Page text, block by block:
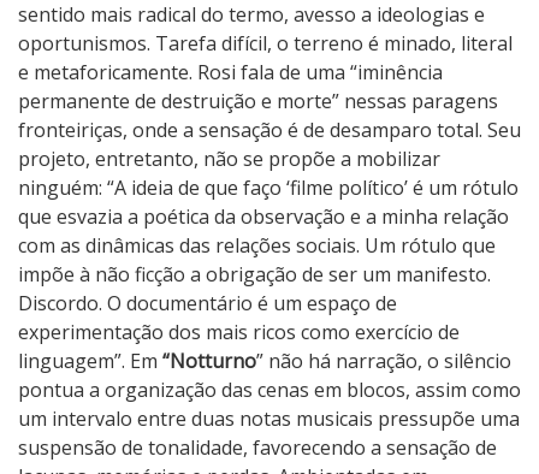
sentido mais radical do termo, avesso a ideologias e
oportunismos. Tarefa difícil, o terreno é minado, literal
e metaforicamente. Rosi fala de uma “iminência
permanente de destruição e morte” nessas paragens
fronteiriças, onde a sensação é de desamparo total. Seu
projeto, entretanto, não se propõe a mobilizar
ninguém: “A ideia de que faço ‘filme político’ é um rótulo
que esvazia a poética da observação e a minha relação
com as dinâmicas das relações sociais. Um rótulo que
impõe à não ficção a obrigação de ser um manifesto.
Discordo. O documentário é um espaço de
experimentação dos mais ricos como exercício de
linguagem”. Em “Notturno” não há narração, o silêncio
pontua a organização das cenas em blocos, assim como
um intervalo entre duas notas musicais pressupõe uma
suspensão de tonalidade, favorecendo a sensação de